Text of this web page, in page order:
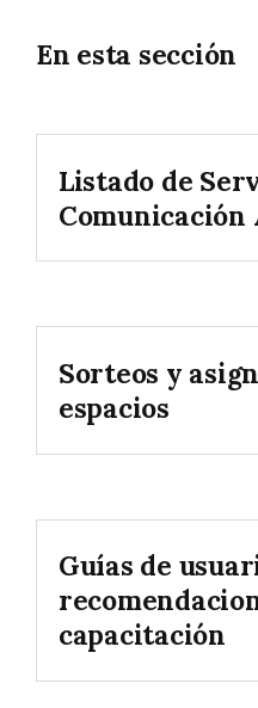
En esta sección
Listado de
Comunicación
Sorteos y
espacios
Guías de
capacitación